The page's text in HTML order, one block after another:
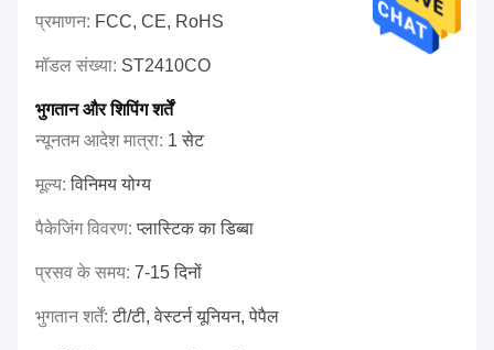
प्रमाणन: FCC, CE, RoHS
मॉडल संख्या: ST2410CO
भुगतान और शिपिंग शर्तें
न्यूनतम आदेश मात्रा: 1 सेट
मूल्य:विनिमय योग्य
पैकेजिंग विवरण:प्लास्टिक का डिब्बा
प्रसव के समय: 7-15 दिनों
भुगतान शर्तें:टी/टी, वेस्टर्न यूनियन, पेपैल